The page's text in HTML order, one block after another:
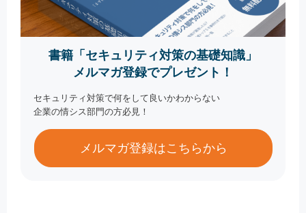
書籍「セキュリティ対策の基礎知識」
メルマガ登録でプレゼント！
セキュリティ対策で何をして良いかわからない
企業の情シス部門の方必見！
メルマガ登録はこちらから